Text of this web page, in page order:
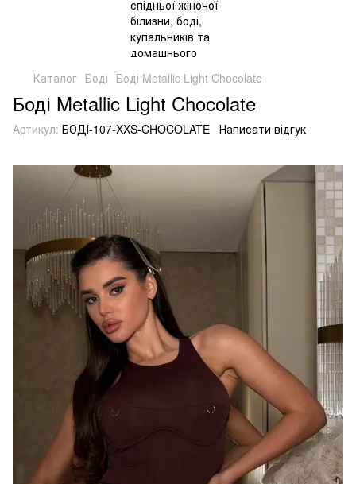
Каталог Боді Боді Metallic Light Chocolate
Боді Metallic Light Chocolate
Артикул: БОДІ-107-XXS-CHOCOLATE Написати відгук